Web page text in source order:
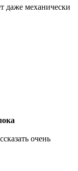
даже механически
очень